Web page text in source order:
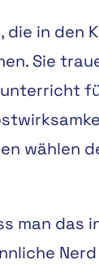
die in den
Sie
wählen
man das